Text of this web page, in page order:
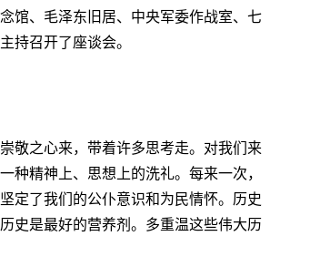
馆、毛泽东旧居、中央军委作战室、七
持召开了座谈会。
敬之心来，带着许多思考走。对我们来
种精神上、思想上的洗礼。每来一次，
定了我们的公仆意识和为民情怀。历史
史是最好的营养剂。多重温这些伟大历